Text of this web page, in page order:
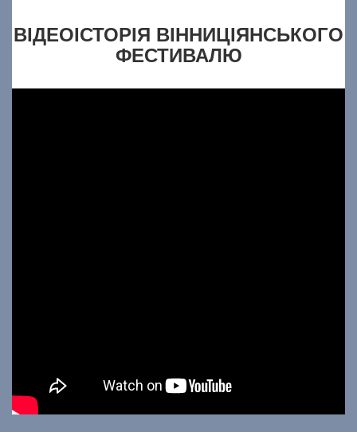
ВІДЕОІСТОРІЯ ВІННИЦІЯНСЬКОГО
ФЕСТИВАЛЮ